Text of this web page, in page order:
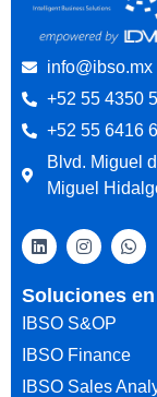
info@ibso.mx
+52 55 4350
+52 55 6416
Blvd. Miguel
Miguel
Soluciones
IBSO S&OP
IBSO Finance
IBSO Sales